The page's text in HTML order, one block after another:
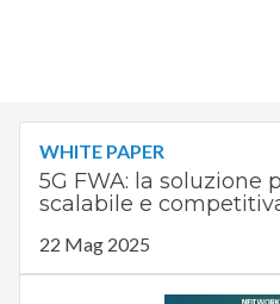
WHITE PAPER
5G FWA: la soluzione
scalabile e
22 Mag 2025